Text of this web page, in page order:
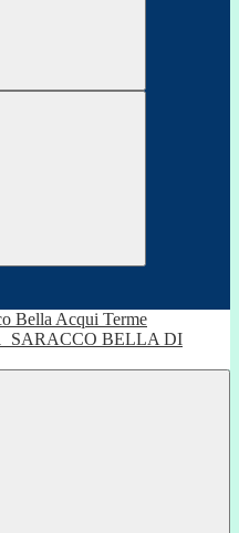
SARACCO BELLA DI